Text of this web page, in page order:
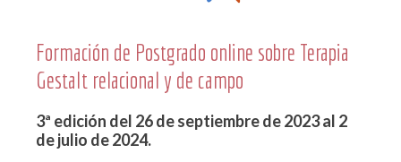
Formación de Postgrado online sobre Terapia
Gestalt relacional y de campo
3ª edición del 26 de septiembre de 2023 al 2
de julio de 2024.